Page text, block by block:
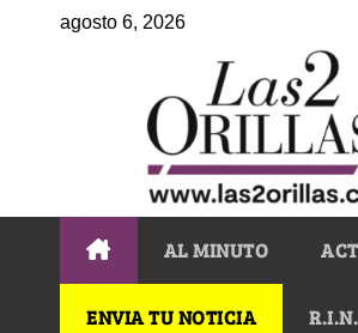
agosto 6, 2026
AL MINUTO
ENVIA TU NOTICIA R.I.N.